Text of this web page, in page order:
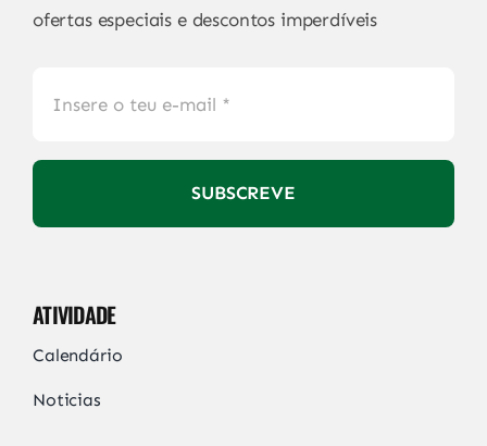
ofertas especiais e descontos imperdíveis
SUBSCREVE
ATIVIDADE
Calendário
Noticias